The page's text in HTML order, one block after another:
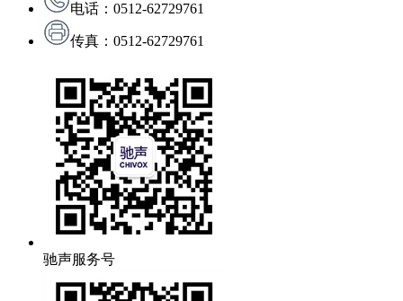
电话：0512-62729761
传真：0512-62729761
驰声服务号